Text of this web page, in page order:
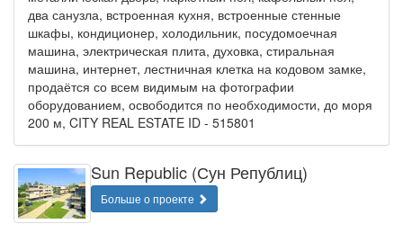
два санузла, встроенная кухня, встроенные стенные
шкафы, кондиционер, холодильник, посудомоечная
машина, электрическая плита, духовка, стиральная
машина, интернет, лестничная клетка на кодовом замке,
продаётся со всем видимым на фотографии
оборудованием, освободится по необходимости, до моря
200 м, CITY REAL ESTATE ID - 515801
Sun Republic (Сун Републиц)
Больше о проекте